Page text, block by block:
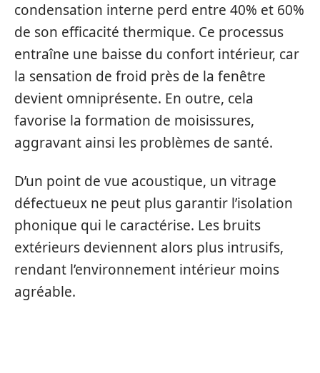
condensation interne perd entre 40% et 60%
de son efficacité thermique. Ce processus
entraîne une baisse du confort intérieur, car
la sensation de froid près de la fenêtre
devient omniprésente. En outre, cela
favorise la formation de moisissures,
aggravant ainsi les problèmes de santé.
D’un point de vue acoustique, un vitrage
défectueux ne peut plus garantir l’isolation
phonique qui le caractérise. Les bruits
extérieurs deviennent alors plus intrusifs,
rendant l’environnement intérieur moins
agréable.